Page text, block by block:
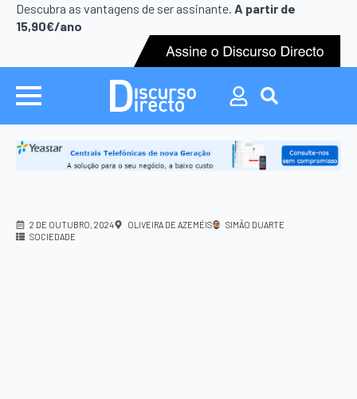
Descubra as vantagens de ser assinante. A partir de
15,90€/ano
Search
for:
Search
2 DE OUTUBRO, 2024 OLIVEIRA DE AZEMÉIS
SIMÃO DUARTE
SOCIEDADE